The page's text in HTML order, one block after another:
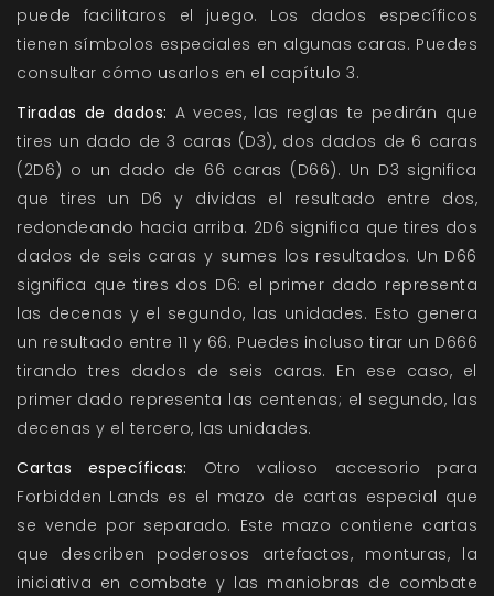
puede facilitaros el juego. Los dados específicos
tienen símbolos especiales en algunas caras. Puedes
consultar cómo usarlos en el capítulo 3.
Tiradas de dados: A veces, las reglas te pedirán que
tires un dado de 3 caras (D3), dos dados de 6 caras
(2D6) o un dado de 66 caras (D66). Un D3 significa
que tires un D6 y dividas el resultado entre dos,
redondeando hacia arriba. 2D6 significa que tires dos
dados de seis caras y sumes los resultados. Un D66
significa que tires dos D6: el primer dado representa
las decenas y el segundo, las unidades. Esto genera
un resultado entre 11 y 66. Puedes incluso tirar un D666
tirando tres dados de seis caras. En ese caso, el
primer dado representa las centenas; el segundo, las
decenas y el tercero, las unidades.
Cartas específicas: Otro valioso accesorio para
Forbidden Lands es el mazo de cartas especial que
se vende por separado. Este mazo contiene cartas
que describen poderosos artefactos, monturas, la
iniciativa en combate y las maniobras de combate